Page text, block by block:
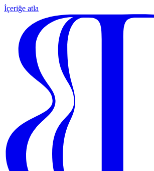
İçeriğe atla